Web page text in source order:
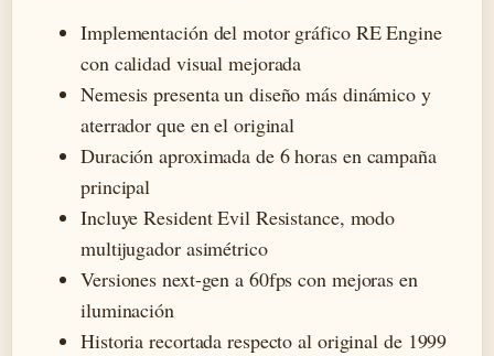
Implementación del motor gráfico RE Engine
con calidad visual mejorada
Nemesis presenta un diseño más dinámico y
aterrador que en el original
Duración aproximada de 6 horas en campaña
principal
Incluye Resident Evil Resistance, modo
multijugador asimétrico
Versiones next-gen a 60fps con mejoras en
iluminación
Historia recortada respecto al original de 1999